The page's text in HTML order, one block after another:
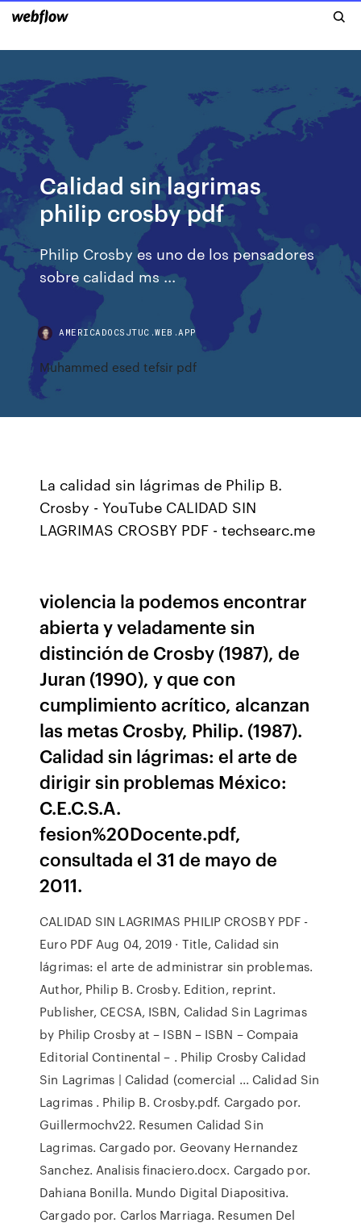
Calidad sin lagrimas
philip crosby pdf
Philip Crosby es uno de los pensadores
sobre calidad ms ...
AMERICADOCSJTUC.WEB.APP
Muhammed esed tefsir pdf
La calidad sin lágrimas de Philip B.
Crosby - YouTube CALIDAD SIN
LAGRIMAS CROSBY PDF - techsearc.me
violencia la podemos encontrar
abierta y veladamente sin
distinción de Crosby (1987), de
Juran (1990), y que con
cumplimiento acrítico, alcanzan
las metas Crosby, Philip. (1987).
Calidad sin lágrimas: el arte de
dirigir sin problemas México:
C.E.C.S.A.
fesion%20Docente.pdf,
consultada el 31 de mayo de
2011.
CALIDAD SIN LAGRIMAS PHILIP CROSBY PDF -
Euro PDF Aug 04, 2019 · Title, Calidad sin
lágrimas: el arte de administrar sin problemas.
Author, Philip B. Crosby. Edition, reprint.
Publisher, CECSA, ISBN, Calidad Sin Lagrimas
by Philip Crosby at – ISBN – ISBN – Compaia
Editorial Continental – . Philip Crosby Calidad
Sin Lagrimas | Calidad (comercial ... Calidad Sin
Lagrimas . Philip B. Crosby.pdf. Cargado por.
Guillermochv22. Resumen Calidad Sin
Lagrimas. Cargado por. Geovany Hernandez
Sanchez. Analisis finaciero.docx. Cargado por.
Dahiana Bonilla. Mundo Digital Diapositiva.
Cargado por. Carlos Marriaga. Resumen Del